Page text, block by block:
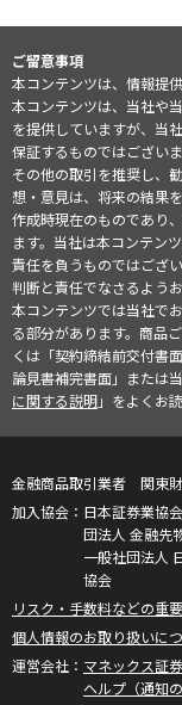
ご留意事項
本コンテンツは、情報提
本コンテンツは、当社や
を提供していますが、当
保証するものではござい
その他の取引を推奨し、
想・意見は、将来の結果
作成時現在のものであり
ます。当社は本コンテン
責任を負うものではござ
判断と責任でなさるよう
本コンテンツでは当社で
る部分があります。商品
くは「契約締結前交付書
論見書補完書面」または
に関する説明」をよくお
金融商品取引業者 関東
日本証券業協
団法人 金融先
一般社団法人
協会
リスク・手数料などの重
個人情報のお取り扱いに
マネックス証
ヘルプ（通知